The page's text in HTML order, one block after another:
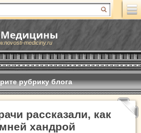
mediciny.ru
рубрику блога
рассказали, как
хандрой